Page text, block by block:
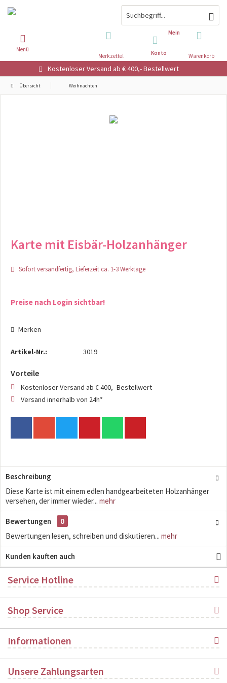
Kostenloser Versand ab € 400,- Bestellwert
Warenkorb
Merkzettel
Mein
Konto
Menü
Übersicht Weihnachten
Karte mit Eisbär-Holzanhänger
Sofort versandfertig, Lieferzeit ca. 1-3 Werktage
Preise nach Login sichtbar!
Merken
Artikel-Nr.: 3019
Vorteile
Kostenloser Versand ab € 400,- Bestellwert
Versand innerhalb von 24h*
Beschreibung
Diese Karte ist mit einem edlen handgearbeiteten Holzanhänger
versehen, der immer wieder... mehr
Bewertungen
0
Bewertungen lesen, schreiben und diskutieren... mehr
Kunden kauften auch
Service Hotline
Shop Service
Informationen
Unsere Zahlungsarten